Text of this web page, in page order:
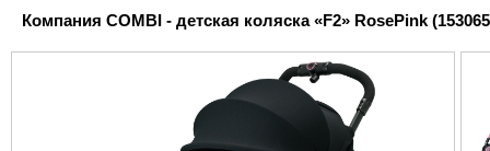
Компания COMBI - детская коляска «F2» RosePink